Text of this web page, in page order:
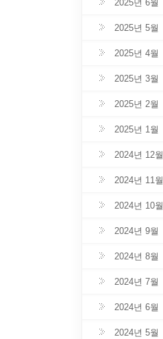
2025년 6월
2025년 5월
2025년 4월
2025년 3월
2025년 2월
2025년 1월
2024년 12월
2024년 11월
2024년 10월
2024년 9월
2024년 8월
2024년 7월
2024년 6월
2024년 5월